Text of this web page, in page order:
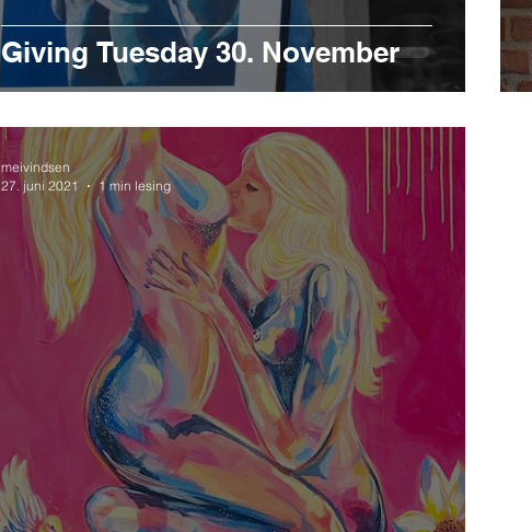
Giving Tuesday 30. November
meivindsen
27. juni 2021
1 min lesing